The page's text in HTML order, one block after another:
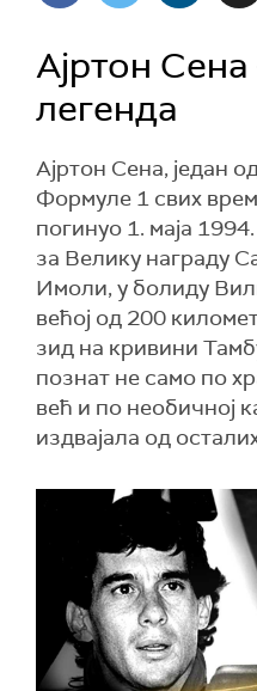
Ајртон
легенда
Ајртон Сена, један
Формуле 1 свих
погинуо 1. маја
за Велику награду
Имоли, у болиду
већој од 200
зид на кривини
познат не само по
већ и по необичној
издвајала од